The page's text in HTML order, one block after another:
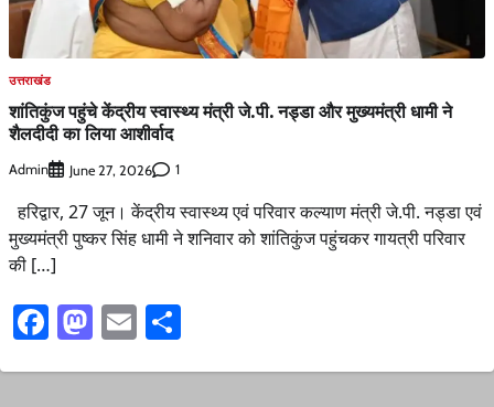
उत्तराखंड
शांतिकुंज पहुंचे केंद्रीय स्वास्थ्य मंत्री जे.पी. नड्डा और मुख्यमंत्री धामी ने
शैलदीदी का लिया आशीर्वाद
Admin June 27, 2026 1
हरिद्वार, 27 जून। केंद्रीय स्वास्थ्य एवं परिवार कल्याण मंत्री जे.पी. नड्डा एवं
मुख्यमंत्री पुष्कर सिंह धामी ने शनिवार को शांतिकुंज पहुंचकर गायत्री परिवार
की […]
Facebook
Mastodon
Email